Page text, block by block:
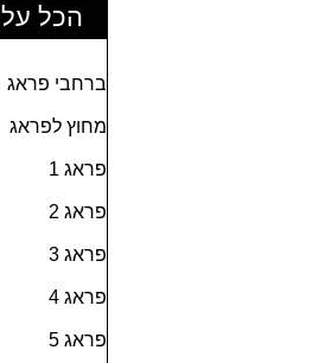
הכל על
ברחבי פראג
מחוץ לפראג
פראג 1
פראג 2
פראג 3
פראג 4
פראג 5